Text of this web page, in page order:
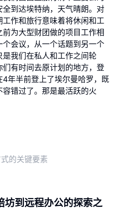
到达埃特纳，天气晴朗。对
作和旅行意味着将休闲和工
为大型财团做的项目工作相
个会议，从一个话题到另一个
我们在私人和工作之间轮
有时间去原计划的地方，登
年半前登上了埃尔曼哈罗，既
错过了。那是最活跃的火
的关键要素
坊到远程办公的探索之